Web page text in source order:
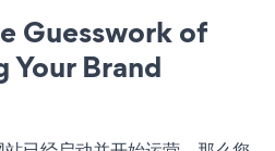
Guesswork of
Your Brand